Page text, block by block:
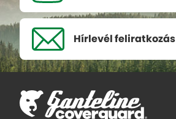
Hírlevél feliratkozás